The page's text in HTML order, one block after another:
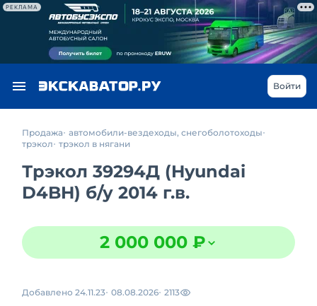
РЕКЛАМА
Войти
Продажа автомобили-вездеходы, снегоболотоходы
трэкол трэкол в нягани
Трэкол 39294Д (Hyundai
D4BH) б/у 2014 г.в.
2 000 000 ₽
Добавлено 24.11.23 08.08.2026 2113